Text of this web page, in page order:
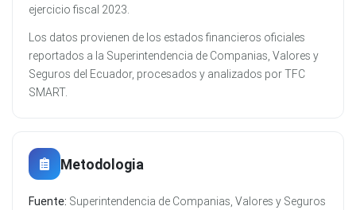
ejercicio fiscal 2023.
Los datos provienen de los estados financieros oficiales
reportados a la Superintendencia de Companias, Valores y
Seguros del Ecuador, procesados y analizados por TFC
SMART.
Metodologia
Fuente: Superintendencia de Companias, Valores y Seguros